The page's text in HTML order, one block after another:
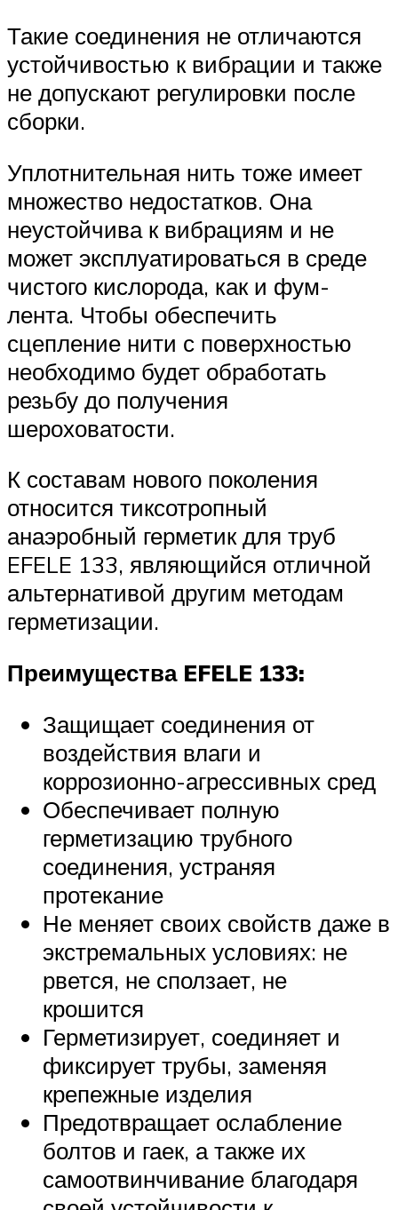
Такие соединения не отличаются
устойчивостью к вибрации и также
не допускают регулировки после
сборки.
Уплотнительная нить тоже имеет
множество недостатков. Она
неустойчива к вибрациям и не
может эксплуатироваться в среде
чистого кислорода, как и фум-
лента. Чтобы обеспечить
сцепление нити с поверхностью
необходимо будет обработать
резьбу до получения
шероховатости.
К составам нового поколения
относится тиксотропный
анаэробный герметик для труб
EFELE 133, являющийся отличной
альтернативой другим методам
герметизации.
Преимущества EFELE 133:
Защищает соединения от
воздействия влаги и
коррозионно-агрессивных сред
Обеспечивает полную
герметизацию трубного
соединения, устраняя
протекание
Не меняет своих свойств даже в
экстремальных условиях: не
рвется, не сползает, не
крошится
Герметизирует, соединяет и
фиксирует трубы, заменяя
крепежные изделия
Предотвращает ослабление
болтов и гаек, а также их
самоотвинчивание благодаря